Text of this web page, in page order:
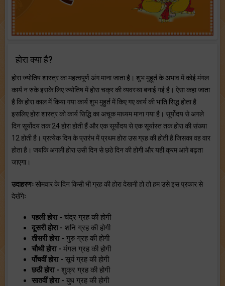
होरा क्या है?
होरा ज्योतिष शास्त्र का महत्वपूर्ण अंग माना जाता है। शुभ मुहूर्त के अभाव में कोई मंगल
कार्य न रुके इसके लिए ज्योतिष में होरा चक्र की व्यवस्था बनाई गई है। ऐसा कहा जाता
है कि होरा काल में किया गया कार्य शुभ मुहुर्त में किए गए कार्य की भांति सिद्ध होता है
इसलिए होरा शास्त्र को कार्य सिद्धि का अचूक माध्यम माना गया है। सूर्योदय से अगले
दिन सूर्योदय तक 24 होरा होती हैं और एक सूर्योदय से एक सूर्यास्त तक होरा की संख्या
12 होती है। प्रत्येक दिन के प्रारंभ में प्रथम होरा उस ग्रह की होती है जिसका वह वार
होता है। जबकि अगली होरा उसी दिन से छठे दिन की होगी और यही क्रम आगे बढ़ता
जाएगा।
उदाहरणःसोमवार के दिन किसी भी ग्रह की होरा देखनी हो तो हम उसे इस प्रकार से
देखेंगेः
पहली होरा - चंद्र ग्रह की होगी
दूसरी होरा - शनि ग्रह की होगी
तीसरी होरा - गुरु ग्रह की होगी
चौथी होरा - मंगल ग्रह की होगी
पाँचवीं होरा - सूर्य ग्रह की होगी
छठी होरा - शुक्र ग्रह की होगी
सातवीं होरा - बुध ग्रह की होगी